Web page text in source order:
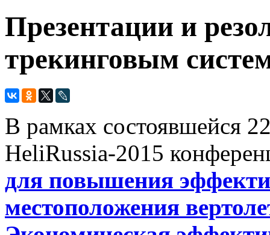
Презентации и
трекинговым
В рамках состоявшейся
HeliRussia-2015
для повышения
местоположения